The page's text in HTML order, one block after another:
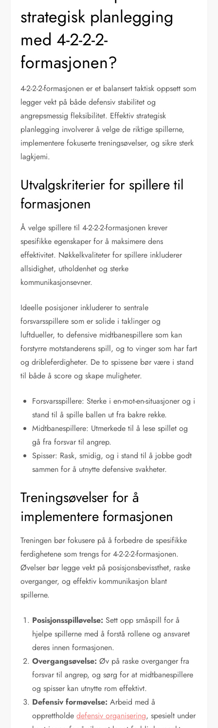
strategisk planlegging
med 4-2-2-2-
formasjonen?
4-2-2-2-formasjonen er et balansert taktisk oppsett som
legger vekt på både defensiv stabilitet og
angrepsmessig fleksibilitet. Effektiv strategisk
planlegging involverer å velge de riktige spillerne,
implementere fokuserte treningsøvelser, og sikre sterk
lagkjemi.
Utvalgskriterier for spillere til
formasjonen
Å velge spillere til 4-2-2-2-formasjonen krever
spesifikke egenskaper for å maksimere dens
effektivitet. Nøkkelkvaliteter for spillere inkluderer
allsidighet, utholdenhet og sterke
kommunikasjonsevner.
Ideelle posisjoner inkluderer to sentrale
forsvarsspillere som er solide i taklinger og
luftdueller, to defensive midtbanespillere som kan
forstyrre motstanderens spill, og to vinger som har fart
og dribleferdigheter. De to spissene bør være i stand
til både å score og skape muligheter.
Forsvarsspillere: Sterke i en-mot-en-situasjoner og i
stand til å spille ballen ut fra bakre rekke.
Midtbanespillere: Utmerkede til å lese spillet og
gå fra forsvar til angrep.
Spisser: Rask, smidig, og i stand til å jobbe godt
sammen for å utnytte defensive svakheter.
Treningsøvelser for å
implementere formasjonen
Treningen bør fokusere på å forbedre de spesifikke
ferdighetene som trengs for 4-2-2-2-formasjonen.
Øvelser bør legge vekt på posisjonsbevissthet, raske
overganger, og effektiv kommunikasjon blant
spillerne.
Posisjonsspilløvelse: Sett opp småspill for å
hjelpe spillerne med å forstå rollene og ansvaret
deres innen formasjonen.
Overgangsøvelse: Øv på raske overganger fra
forsvar til angrep, og sørg for at midtbanespillere
og spisser kan utnytte rom effektivt.
Defensiv formøvelse: Arbeid med å
opprettholdedefensiv organisering, spesielt under